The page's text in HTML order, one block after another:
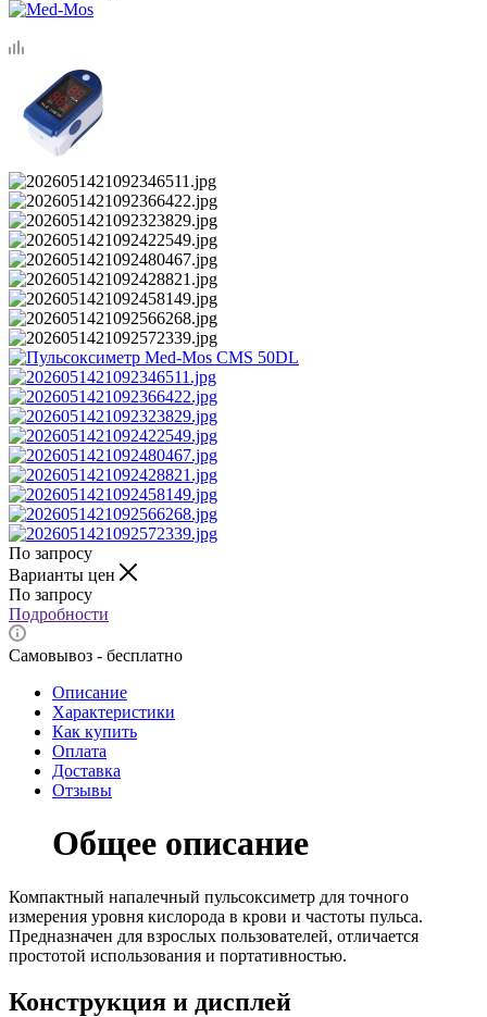
По запросу
Варианты цен
По запросу
Подробности
Самовывоз - бесплатно
Описание
Характеристики
Как купить
Оплата
Доставка
Отзывы
Общее описание
Компактный напалечный пульсоксиметр для точного
измерения уровня кислорода в крови и частоты пульса.
Предназначен для взрослых пользователей, отличается
простотой использования и портативностью.
Конструкция и дисплей